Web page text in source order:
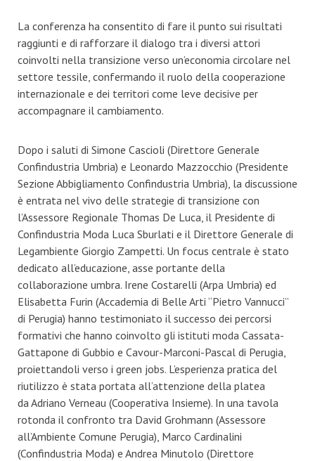
La conferenza ha consentito di fare il punto sui risultati
raggiunti e di rafforzare il dialogo tra i diversi attori
coinvolti nella transizione verso un’economia circolare nel
settore tessile, confermando il ruolo della cooperazione
internazionale e dei territori come leve decisive per
accompagnare il cambiamento.
Dopo i saluti di Simone Cascioli (Direttore Generale
Confindustria Umbria) e Leonardo Mazzocchio (Presidente
Sezione Abbigliamento Confindustria Umbria), la discussione
è entrata nel vivo delle strategie di transizione con
l’Assessore Regionale Thomas De Luca, il Presidente di
Confindustria Moda Luca Sburlati e il Direttore Generale di
Legambiente Giorgio Zampetti. Un focus centrale è stato
dedicato all’educazione, asse portante della
collaborazione umbra. Irene Costarelli (Arpa Umbria) ed
Elisabetta Furin (Accademia di Belle Arti “Pietro Vannucci”
di Perugia) hanno testimoniato il successo dei percorsi
formativi che hanno coinvolto gli istituti moda Cassata-
Gattapone di Gubbio e Cavour-Marconi-Pascal di Perugia,
proiettandoli verso i green jobs. L’esperienza pratica del
riutilizzo è stata portata all’attenzione della platea
da Adriano Verneau (Cooperativa Insieme). In una tavola
rotonda il confronto tra David Grohmann (Assessore
all’Ambiente Comune Perugia), Marco Cardinalini
(Confindustria Moda) e Andrea Minutolo (Direttore